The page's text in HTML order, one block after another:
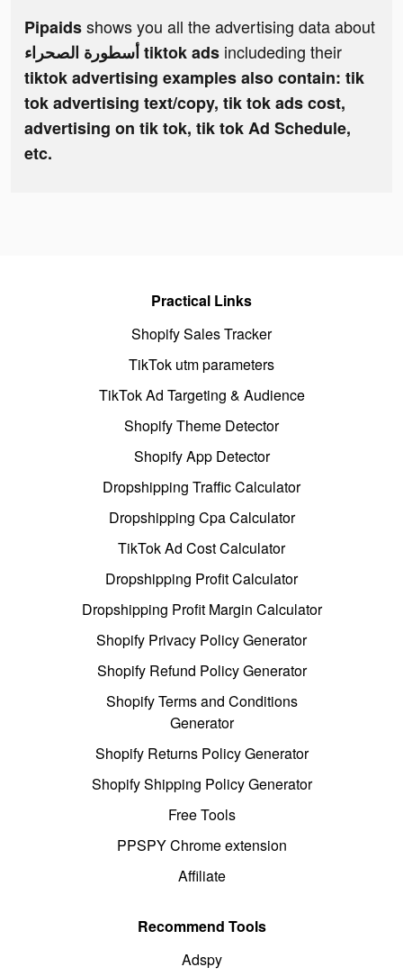
Pipaidsshows you all the advertising data about
أسطورة الصحراء tiktok ads includeding their
tiktok advertising examples also contain: tik
tok advertising text/copy, tik tok ads cost,
advertising on tik tok, tik tok Ad Schedule,
etc.
Practical Links
Shopify Sales Tracker
TikTok utm parameters
TikTok Ad Targeting & Audience
Shopify Theme Detector
Shopify App Detector
Dropshipping Traffic Calculator
Dropshipping Cpa Calculator
TikTok Ad Cost Calculator
Dropshipping Profit Calculator
Dropshipping Profit Margin Calculator
Shopify Privacy Policy Generator
Shopify Refund Policy Generator
Shopify Terms and Conditions
Generator
Shopify Returns Policy Generator
Shopify Shipping Policy Generator
Free Tools
PPSPY Chrome extension
Affiliate
Recommend Tools
Adspy